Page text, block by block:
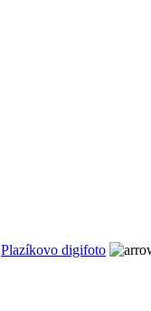
Plazíkovo digifoto